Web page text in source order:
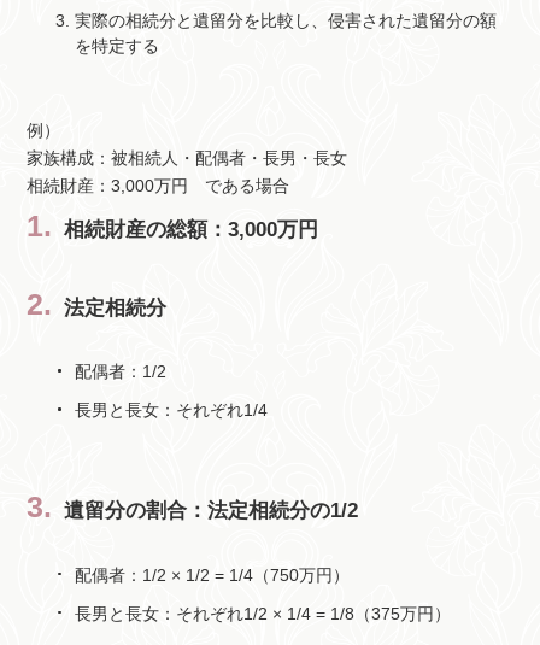
実際の相続分と遺留分を比較し、侵害された遺留分の額
を特定する
例）
家族構成：被相続人・配偶者・長男・長女
相続財産：3,000万円 である場合
相続財産の総額：3,000万円
法定相続分
配偶者：1/2
長男と長女：それぞれ1/4
遺留分の割合：法定相続分の1/2
配偶者：1/2 × 1/2 = 1/4（750万円）
長男と長女：それぞれ1/2 × 1/4 = 1/8（375万円）